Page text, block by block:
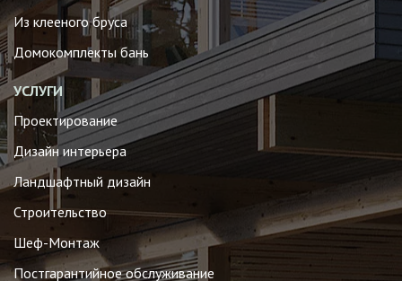
Из клееного бруса
Домокомплекты бань
УСЛУГИ
Проектирование
Дизайн интерьера
Ландшафтный дизайн
Строительство
Шеф-Монтаж
Постгарантийное обслуживание